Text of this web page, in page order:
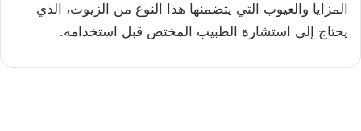
المزايا والعيوب التي يتضمنها هذا النوع من الزيوت، الذي
يحتاج إلى استشارة الطبيب المختص قبل استخدامه.